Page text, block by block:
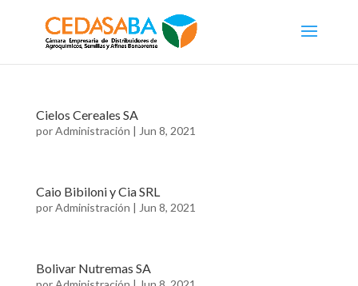
Cielos Cereales SA
porAdministración | Jun 8, 2021
Caio Bibiloni y Cia SRL
porAdministración | Jun 8, 2021
Bolivar Nutremas SA